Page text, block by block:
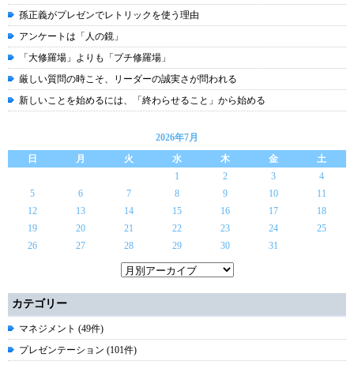
孫正義がプレゼンでレトリックを使う理由
アンケートは「人の鏡」
「大修羅場」よりも「プチ修羅場」
厳しい質問の時こそ、リーダーの誠実さが問われる
新しいことを始めるには、「終わらせること」から始める
2026年7月
日
月 火 水 木 金
土
1
2 3
4
5
6 7 8 9 10
11
12
13 14 15 16 17
18
19
20 21 22 23 24
25
26
27 28 29 30 31
カテゴリー
マネジメント (49件)
プレゼンテーション (101件)